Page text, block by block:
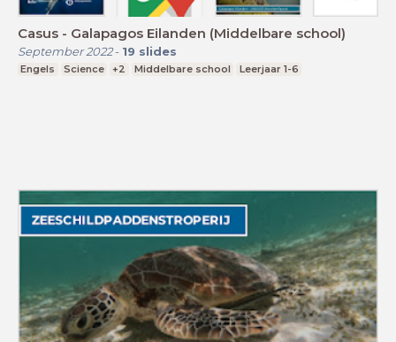
Casus - Galapagos Eilanden (Middelbare school)
September 2022- 19 slides
Engels Science +2 Middelbare school Leerjaar 1-6